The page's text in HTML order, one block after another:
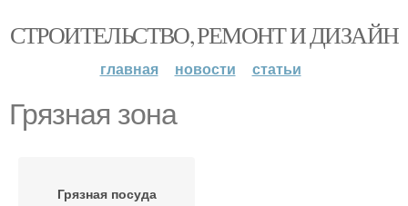
СТРОИТЕЛЬСТВО, РЕМОНТ И ДИЗАЙН
главная новости статьи
Грязная зона
Грязная посуда